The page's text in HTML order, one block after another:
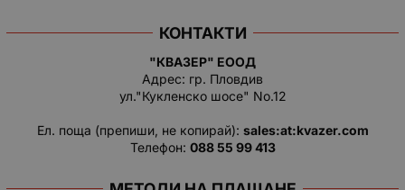
КОНТАКТИ
"КВАЗЕР" ЕООД
Адрес: гр. Пловдив
ул."Кукленско шосе" No.12
Ел. поща (препиши, не копирай): salеs:at:kvazer.cоm
Телефон: 088 55 99 413